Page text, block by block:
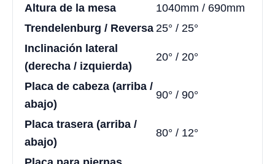
Altura de la mesa
1040mm / 690mm
Trendelenburg / Reversa 25° / 25°
Inclinación lateral
(derecha / izquierda)
20° / 20°
Placa de cabeza (arriba /
abajo)
90° / 90°
Placa trasera (arriba /
abajo)
80° / 12°